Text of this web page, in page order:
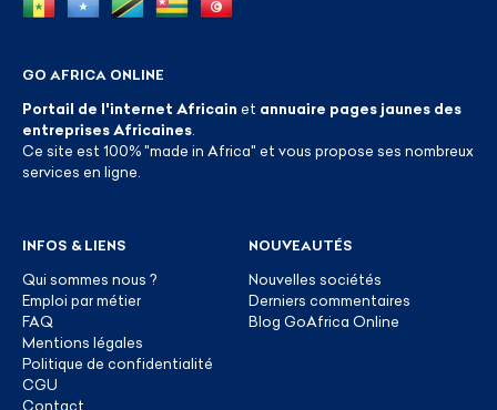
GO AFRICA ONLINE
Portail de l'internet Africain et annuaire pages jaunes des
entreprises Africaines
Ce site est 100% "made in Africa" et vous propose ses nombreux
services en ligne.
INFOS & LIENS
Qui sommes nous ?
Emploi par métier
FAQ
Mentions légales
Politique de confidentialité
CGU
Contact
NOUVEAUTÉS
Nouvelles sociétés
Derniers commentaires
Blog GoAfrica Online